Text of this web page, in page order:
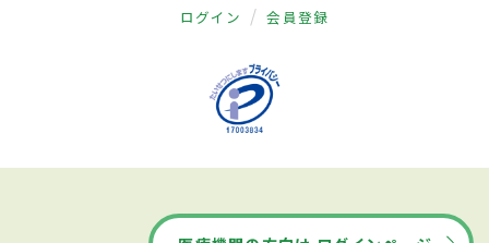
ログイン 会員登録